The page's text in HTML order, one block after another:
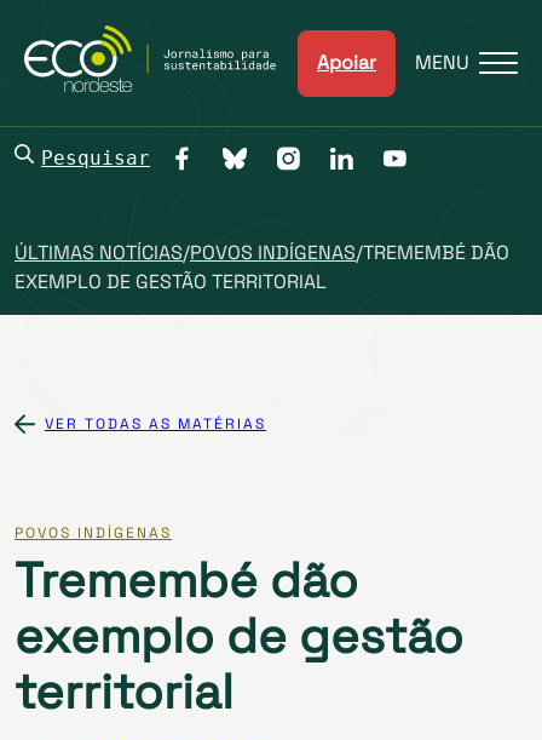
Apoiar MENU
Pesquisar
ÚLTIMAS NOTÍCIAS/POVOS INDÍGENAS/TREMEMBÉ DÃO
EXEMPLO DE GESTÃO TERRITORIAL
VER TODAS AS MATÉRIAS
POVOS INDÍGENAS
Tremembé dão
exemplo de gestão
territorial